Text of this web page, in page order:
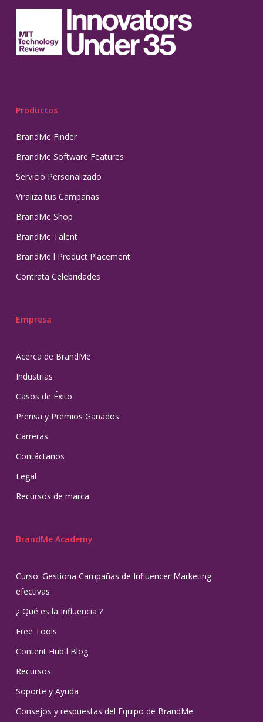
Productos
BrandMe Finder
BrandMe Software Features
Servicio Personalizado
Viraliza tus Campañas
BrandMe Shop
BrandMe Talent
BrandMe l Product Placement
Contrata Celebridades
Empresa
Acerca de BrandMe
Industrias
Casos de Éxito
Prensa y Premios Ganados
Carreras
Contáctanos
Legal
Recursos de marca
BrandMe Academy
Curso: Gestiona Campañas de Influencer Marketing
efectivas
¿ Qué es la Influencia ?
Free Tools
Content Hub l Blog
Recursos
Soporte y Ayuda
Consejos y respuestas del Equipo de BrandMe